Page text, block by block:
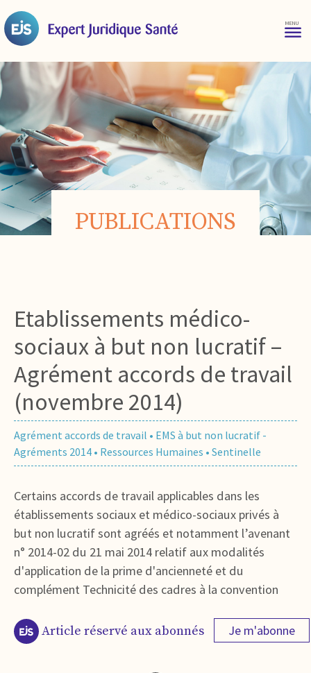
PUBLICATIONS
Etablissements médico-
sociaux à but non lucratif –
Agrément accords de travail
(novembre 2014)
Agrément accords de travail • EMS à but non lucratif -
Agréments 2014 • Ressources Humaines • Sentinelle
Certains accords de travail applicables dans les
établissements sociaux et médico-sociaux privés à
but non lucratif sont agréés et notamment l’avenant
n° 2014-02 du 21 mai 2014 relatif aux modalités
d'application de la prime d'ancienneté et du
complément Technicité des cadres à la convention
Article réservé aux abonnés Je m'abonne